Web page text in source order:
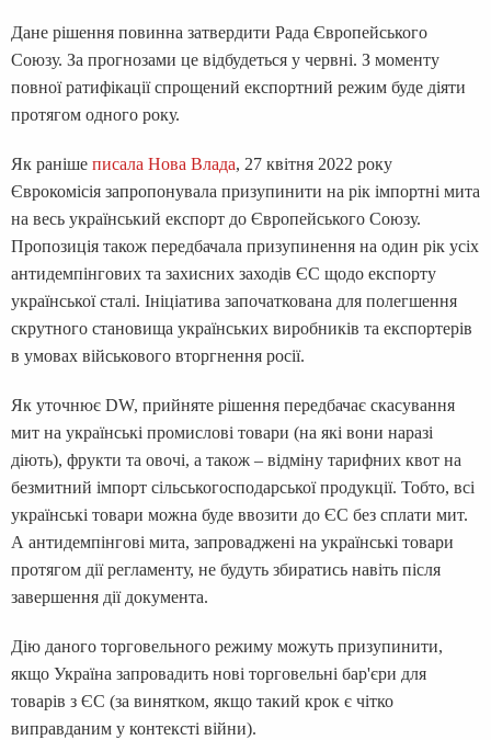
Дане рішення повинна затвердити Рада Європейського
Союзу. За прогнозами це відбудеться у червні. З моменту
повної ратифікації спрощений експортний режим буде діяти
протягом одного року.
Як раніше писала Нова Влада, 27 квітня 2022 року
Єврокомісія запропонувала призупинити на рік імпортні мита
на весь український експорт до Європейського Союзу.
Пропозиція також передбачала призупинення на один рік усіх
антидемпінгових та захисних заходів ЄС щодо експорту
української сталі. Ініціатива започаткована для полегшення
скрутного становища українських виробників та експортерів
в умовах військового вторгнення росії.
Як уточнює DW, прийняте рішення передбачає скасування
мит на українські промислові товари (на які вони наразі
діють), фрукти та овочі, а також – відміну тарифних квот на
безмитний імпорт сільськогосподарської продукції. Тобто, всі
українські товари можна буде ввозити до ЄС без сплати мит.
А антидемпінгові мита, запроваджені на українські товари
протягом дії регламенту, не будуть збиратись навіть після
завершення дії документа.
Дію даного торговельного режиму можуть призупинити,
якщо Україна запровадить нові торговельні бар'єри для
товарів з ЄС (за винятком, якщо такий крок є чітко
виправданим у контексті війни).